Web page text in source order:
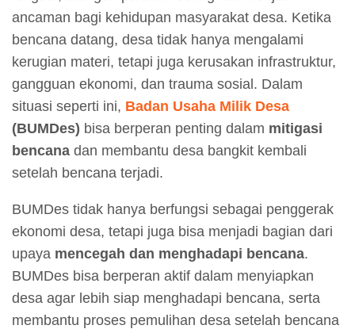
ancaman bagi kehidupan masyarakat desa. Ketika
bencana datang, desa tidak hanya mengalami
kerugian materi, tetapi juga kerusakan infrastruktur,
gangguan ekonomi, dan trauma sosial. Dalam
situasi seperti ini, Badan Usaha Milik Desa
(BUMDes) bisa berperan penting dalam mitigasi
bencana dan membantu desa bangkit kembali
setelah bencana terjadi.
BUMDes tidak hanya berfungsi sebagai penggerak
ekonomi desa, tetapi juga bisa menjadi bagian dari
upaya mencegah dan menghadapi bencana.
BUMDes bisa berperan aktif dalam menyiapkan
desa agar lebih siap menghadapi bencana, serta
membantu proses pemulihan desa setelah bencana